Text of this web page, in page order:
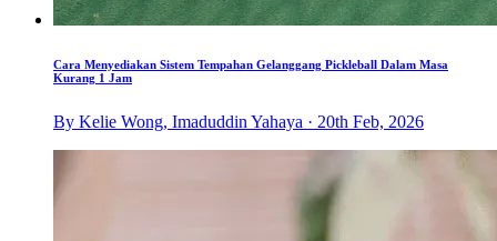
Cara Menyediakan Sistem Tempahan Gelanggang Pickleball Dalam Masa
Kurang 1 Jam
By Kelie Wong, Imaduddin Yahaya · 20th Feb, 2026